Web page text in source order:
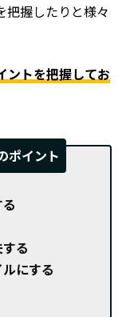
把握したりと様々
ントを把握してお
ポイント
る
にする